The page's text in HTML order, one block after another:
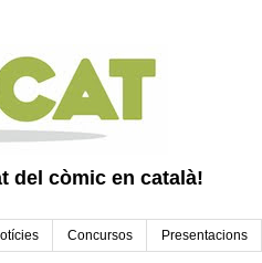
del còmic en català!
Concursos Presentacions